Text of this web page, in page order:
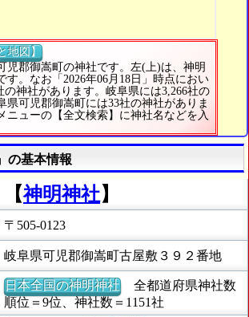
地図】
児郡御嵩町の神社です。左(上)は、神明
す。なお「2026年06月18日」時点におい
の神社があります。岐阜県には3,266社の
県可児郡御嵩町には33社の神社がありま
ニューの【全文検索】に神社名などを入
の基本情報
【神明神社】
〒505-0123
岐阜県可児郡御嵩町古屋敷３９２番地
日本全国の神明神社全都道府県神社数
順位＝9位、神社数＝1151社